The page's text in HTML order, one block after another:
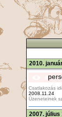
2010.
Csatlakozás
2008.11.24
Üzeneteinek
2007. július